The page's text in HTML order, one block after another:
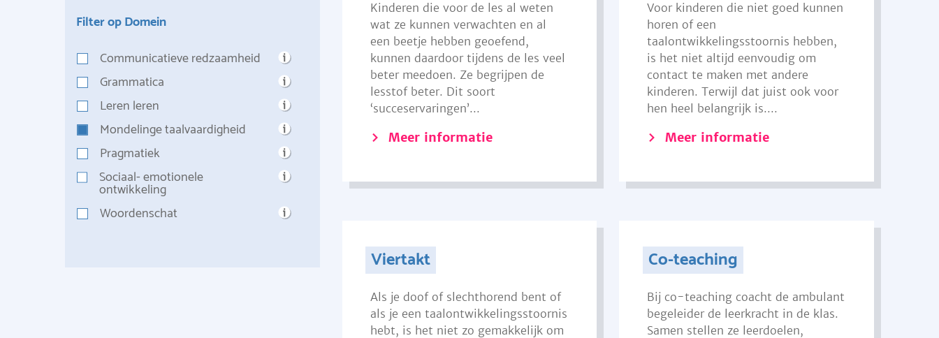
Filter op Domein
Communicatieve redzaamheid
Grammatica
Leren leren
Mondelinge taalvaardigheid
Pragmatiek
Sociaal- emotionele
ontwikkeling
Woordenschat
Kinderen die voor de les al weten
wat ze kunnen verwachten en al
een beetje hebben geoefend,
kunnen daardoor tijdens de les veel
beter meedoen. Ze begrijpen de
lesstof beter. Dit soort
‘succeservaringen’...
Meer informatie
Voor kinderen die niet goed kunnen
horen of een
taalontwikkelingsstoornis hebben,
is het niet altijd eenvoudig om
contact te maken met andere
kinderen. Terwijl dat juist ook voor
hen heel belangrijk is....
Meer informatie
Viertakt
Als je doof of slechthorend bent of
als je een taalontwikkelingsstoornis
hebt, is het niet zo gemakkelijk om
Co-teaching
Bij co-teaching coacht de ambulant
begeleider de leerkracht in de klas.
Samen stellen ze leerdoelen,